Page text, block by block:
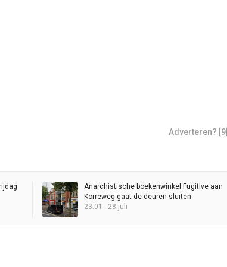
Adverteren? [9]
Anarchistische boekenwinkel Fugitive aan
Korreweg gaat de deuren sluiten
23:01 - 28 juli